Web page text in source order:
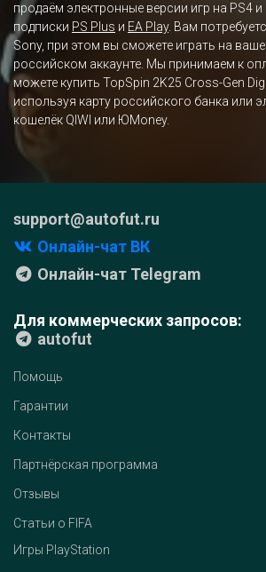
продаём электронные версии игр на PS4 и
подписки PS Plus и EA Play. Вам
Sony, при этом вы сможете играть на
российском аккаунте. Мы принимаем к
можете купить TopSpin 2K25 Cross-Gen
используя карту российского банка или
кошелёк QIWI или ЮMoney.
support@autofut.ru
Онлайн-чат ВК
Онлайн-чат Telegram
Для коммерческих запросов:
autofut
Помощь
Гарантии
Контакты
Партнёрская программа
Отзывы
Статьи о FIFA
Игры PlayStation